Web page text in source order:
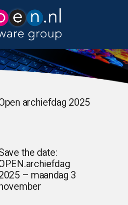
archiefdag 2025
the date:
– maandag 3